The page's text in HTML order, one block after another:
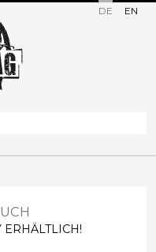
DE EN
ERHÄLTLICH!